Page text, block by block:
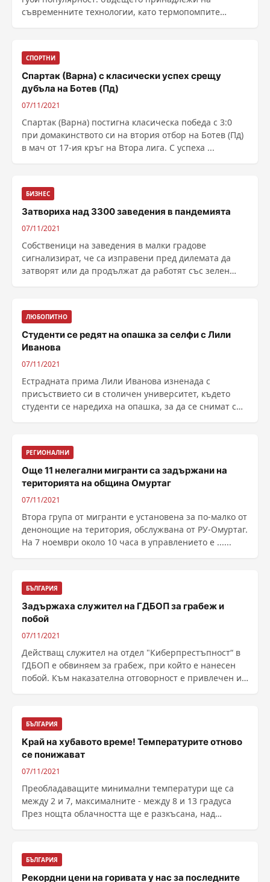
съвременните технологии, като термопомпите
Deutsche W...
СПОРТНИ
Спартак (Варна) с класически успех срещу
дубъла на Ботев (Пд)
07/11/2021
Спартак (Варна) постигна класическа победа с 3:0
при домакинството си на втория отбор на Ботев (Пд)
в мач от 17-ия кръг на Втора лига. С успеха ...
БИЗНЕС
Затвориха над 3300 заведения в пандемията
07/11/2021
Собственици на заведения в малки градове
сигнализират, че са изправени пред дилемата да
затворят или да продължат да работят със зелен
заведенията...
ЛЮБОПИТНО
Студенти се редят на опашка за селфи с Лили
Иванова
07/11/2021
Естрадната прима Лили Иванова изненада с
присъствието си в столичен университет, където
студенти се наредиха на опашка, за да се снимат с
РЕГИОНАЛНИ
Още 11 нелегални мигранти са задържани на
територията на община Омуртаг
07/11/2021
Втора група от мигранти е установена за по-малко от
денонощие на територия, обслужвана от РУ-Омуртаг.
На 7 ноември около 10 часа в управлението е ......
БЪЛГАРИЯ
Задържаха служител на ГДБОП за грабеж и
побой
07/11/2021
Действащ служител на отдел "Киберпрестъпност“ в
ГДБОП е обвиняем за грабеж, при който е нанесен
побой. Към наказателна отговорност е привлечен и
БЪЛГАРИЯ
Край на хубавото време! Температурите отново
се понижават
07/11/2021
Преобладаващите минимални температури ще са
между 2 и 7, максималните - между 8 и 13 градуса
През нощта облачността ще е разкъсана, над
БЪЛГАРИЯ
Рекордни цени на горивата у нас за последните